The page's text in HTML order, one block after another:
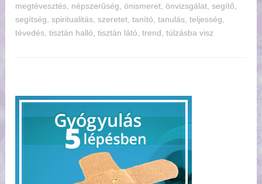
megtévesztés, népszerűség,önismeret,önvizsgálat,segítő,
segítség,spiritualitás,szeretet,tanító,tanulás,teljesség,
tévedés,tisztán halló,tisztán látó,trend,túlzásba visz